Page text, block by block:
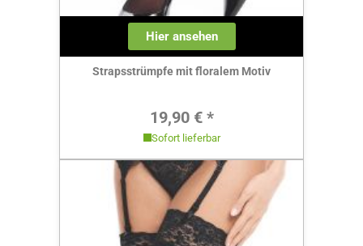
Hier ansehen
Strapsstrümpfe mit floralem Motiv
Regulärer Preis:
19,90 € *
Sofort lieferbar